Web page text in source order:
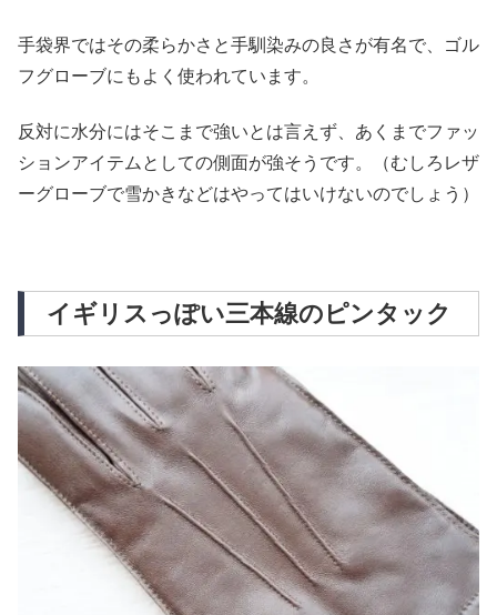
手袋界ではその柔らかさと手馴染みの良さが有名で、ゴル
フグローブにもよく使われています。
反対に水分にはそこまで強いとは言えず、あくまでファッ
ションアイテムとしての側面が強そうです。（むしろレザ
ーグローブで雪かきなどはやってはいけないのでしょう）
イギリスっぽい三本線のピンタック